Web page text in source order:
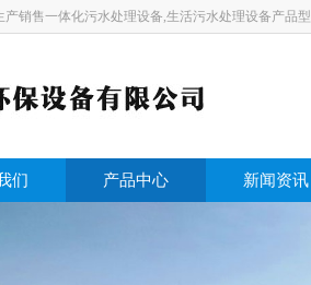
销售一体化污水处理设备,生活污水处理设备产品
们 产品中心 新闻资讯